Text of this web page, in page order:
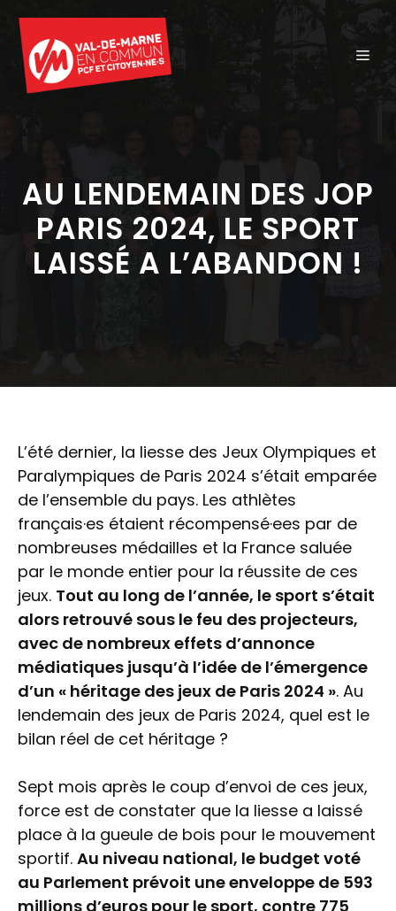
contenu
AU LENDEMAIN DES JOP
PARIS 2024, LE SPORT
LAISSÉ A L’ABANDON !
L’été dernier, la liesse des Jeux Olympiques et
Paralympiques de Paris 2024 s’était emparée
de l’ensemble du pays. Les athlètes
français·es étaient récompensé·ees par de
nombreuses médailles et la France saluée
par le monde entier pour la réussite de ces
jeux. Tout au long de l’année, le sport s’était
alors retrouvé sous le feu des projecteurs,
avec de nombreux effets d’annonce
médiatiques jusqu’à l’idée de l’émergence
d’un « héritage des jeux de Paris 2024 ». Au
lendemain des jeux de Paris 2024, quel est le
bilan réel de cet héritage ?
Sept mois après le coup d’envoi de ces jeux,
force est de constater que la liesse a laissé
place à la gueule de bois pour le mouvement
sportif. Au niveau national, le budget voté
au Parlement prévoit une enveloppe de 593
millions d’euros pour le sport, contre 775